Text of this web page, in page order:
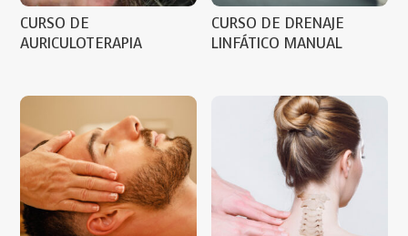
CURSO DE
AURICULOTERAPIA
CURSO DE DRENAJE
LINFÁTICO MANUAL